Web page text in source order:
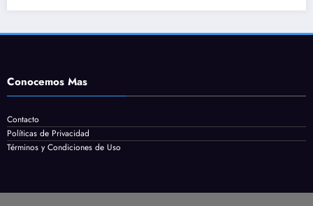
Conocemos Mas
Contacto
Políticas de Privacidad
Términos y Condiciones de Uso